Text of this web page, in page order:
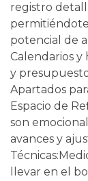
registro
potencial de
Calendarios y
y
Apartados
Espacio de
son
avances y
Técnicas:
llevar en el